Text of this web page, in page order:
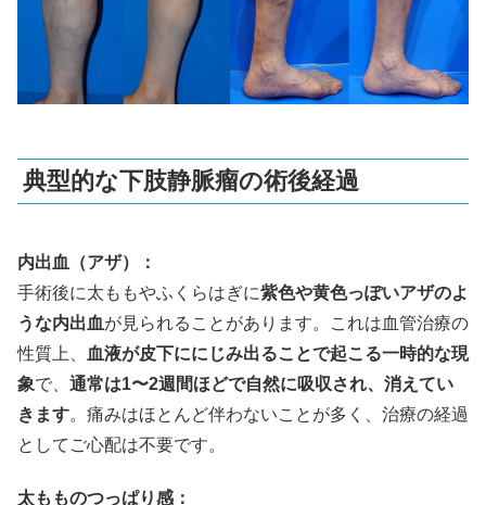
典型的な下肢静脈瘤の術後経過
内出血（アザ）：
手術後に太ももやふくらはぎに紫色や黄色っぽいアザのよ
うな内出血が見られることがあります。これは血管治療の
性質上、
血液が皮下ににじみ出ることで起こる一時的な現
象で、 通常は1〜2週間ほどで自然に吸収され、消えてい
きます。痛みはほとんど伴わないことが多く、治療の経過
としてご心配は不要です。
太もものつっぱり感：